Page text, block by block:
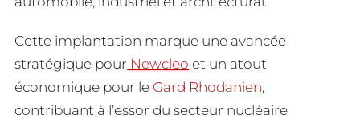
Cette implantation marque une avancée
stratégique pour Newcleo et un atout
économique pour le Gard Rhodanien,
contribuant à l’essor du secteur nucléaire